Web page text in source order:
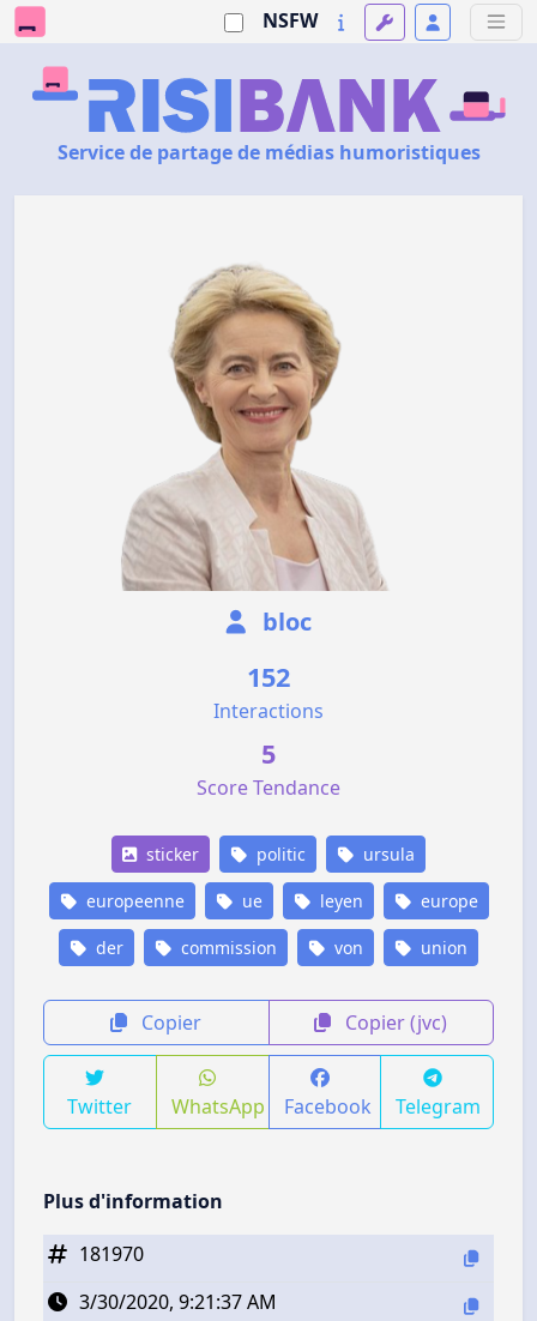
NSFW
Service de partage de médias humoristiques
bloc
152
Interactions
5
Score Tendance
sticker politic ursula
europeenne ue leyen europe
der commission von union
Copier Copier (jvc)
Twitter WhatsApp Facebook Telegram
Plus d'information
181970
3/30/2020, 9:21:37 AM